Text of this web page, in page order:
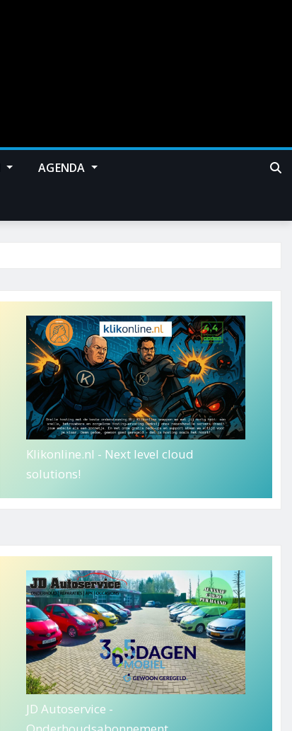
AGENDA
Klikonline.nl - Next level cloud
solutions!
JD Autoservice -